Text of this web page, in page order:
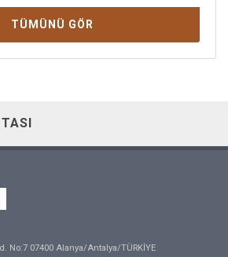
TÜMÜNÜ GÖR
No:7 07400 Alanya/Antalya/TÜRKİYE